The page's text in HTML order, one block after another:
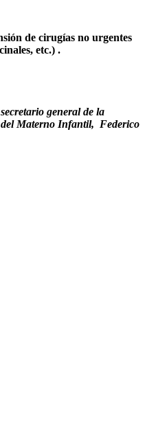
de cirugías no urgentes
etc.) .
general de la
del Materno Infantil, Federico